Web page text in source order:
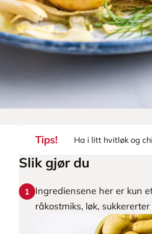
Tips! Ha i litt hvitløk og
Slik gjør du
1
Ingrediensene her er kun
råkostmiks, løk,